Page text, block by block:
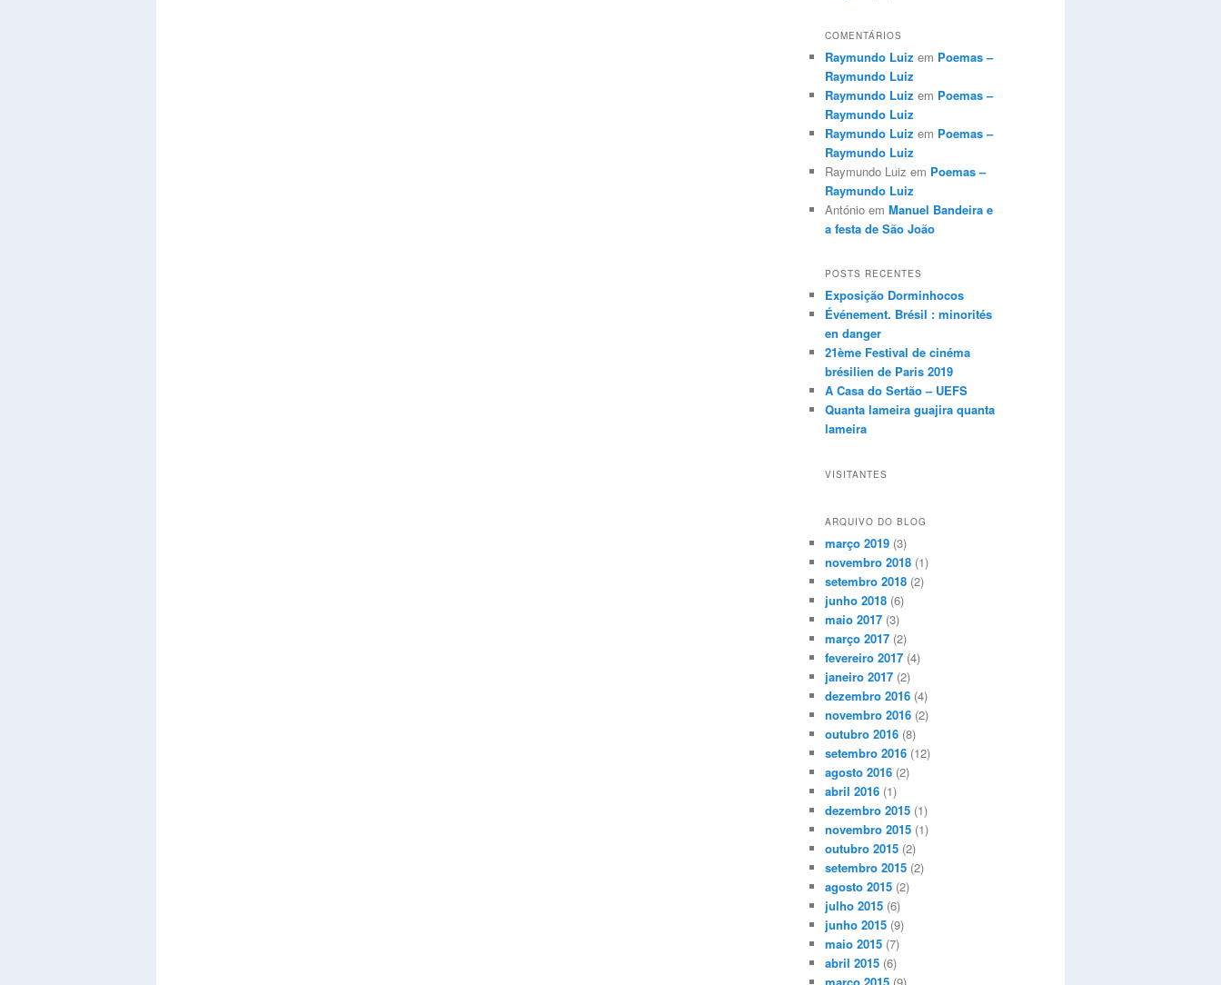
COMENTÁRIOS
Raymundo Luiz em Poemas –
Raymundo Luiz
Raymundo Luiz em Poemas –
Raymundo Luiz
Raymundo Luiz em Poemas –
Raymundo Luiz
Raymundo Luiz em Poemas –
Raymundo Luiz
António em Manuel Bandeira e
a festa de São João
POSTS RECENTES
Exposição Dorminhocos
Événement. Brésil : minorités
en danger
21ème Festival de cinéma
brésilien de Paris 2019
A Casa do Sertão – UEFS
Quanta lameira guajira quanta
lameira
VISITANTES
ARQUIVO DO BLOG
março 2019 (3)
novembro 2018 (1)
setembro 2018 (2)
junho 2018 (6)
maio 2017 (3)
março 2017 (2)
fevereiro 2017 (4)
janeiro 2017 (2)
dezembro 2016 (4)
novembro 2016 (2)
outubro 2016 (8)
setembro 2016 (12)
agosto 2016 (2)
abril 2016 (1)
dezembro 2015 (1)
novembro 2015 (1)
outubro 2015 (2)
setembro 2015 (2)
agosto 2015 (2)
julho 2015 (6)
junho 2015 (9)
maio 2015 (7)
abril 2015 (6)